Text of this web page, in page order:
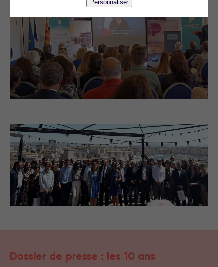
Dossier de presse : les 10 ans
Personnaliser